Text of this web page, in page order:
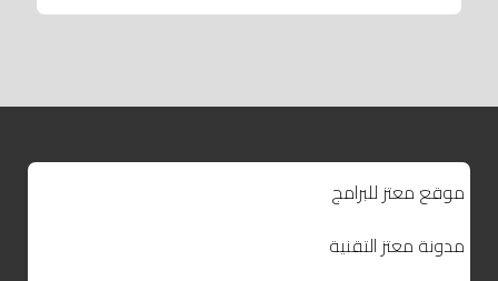
موقع معتز للبرامج
مدونة معتز التقنية